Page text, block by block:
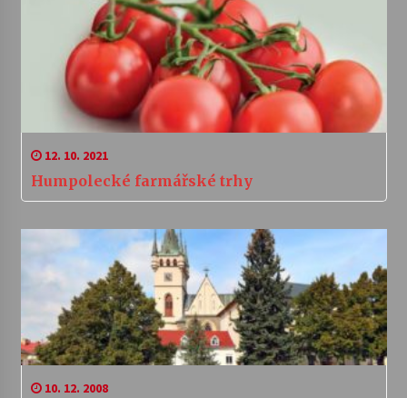
12. 10. 2021
Humpolecké farmářské trhy
10. 12. 2008